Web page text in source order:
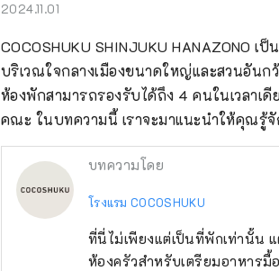
2024.11.01
COCOSHUKU SHINJUKU HANAZONO
บริเวณใจกลางเมืองขนาดใหญ่และสวนอันก
ห้องพักสามารถรองรับได้ถึง 4 คนในเวลาเ
คณะ ในบทความนี้ เราจะมาแนะนำให้คุณรู้จัก
บทความโดย
โรงแรม COCOSHUKU
ที่นี่ไม่เพียงแต่เป็นที่พักเท่านั้น
ห้องครัวสำหรับเตรียมอาหาร